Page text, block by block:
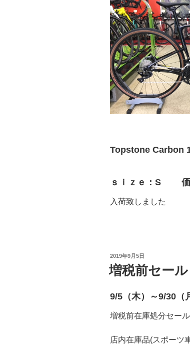
Topstone Carbon
ｓｉｚｅ：S 価
入荷致しました
投
稿
日:
2019年9月5日
増税前セール
9/5（木）～9/30（
増税前在庫処分セー
店内在庫品(スポーツ